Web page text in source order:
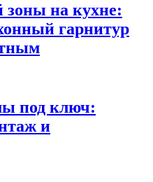
зоны на кухне:
гарнитур
под ключ:
и